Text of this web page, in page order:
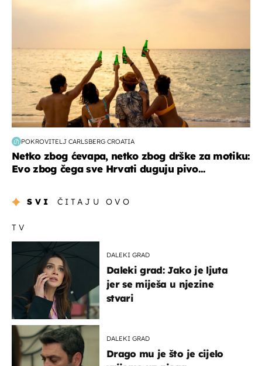
POKROVITELJ CARLSBERG CROATIA
Netko zbog ćevapa, netko zbog drške za motiku:
Evo zbog čega sve Hrvati duguju pivo...
SVI ČITAJU OVO
TV
DALEKI GRAD
Daleki grad: Jako je ljuta
jer se miješa u njezine
stvari
DALEKI GRAD
Drago mu je što je cijelo